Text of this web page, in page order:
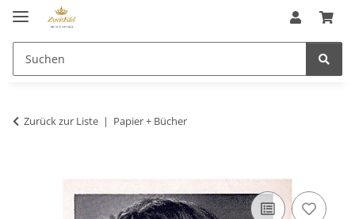
Zurück zur Liste Papier + Bücher